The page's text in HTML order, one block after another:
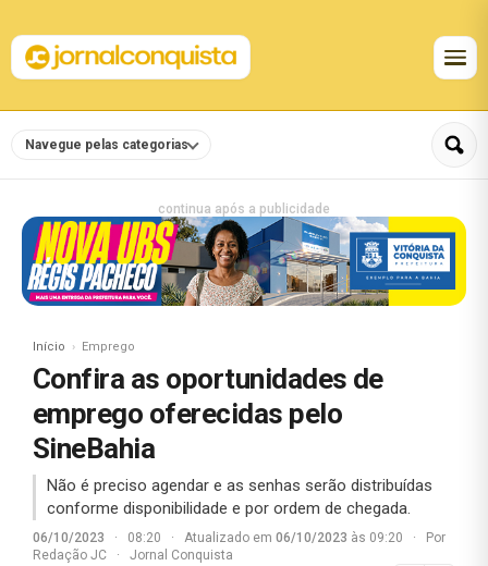
Navegue pelas categorias
continua após a publicidade
Início Emprego
Confira as oportunidades de
emprego oferecidas pelo
SineBahia
Não é preciso agendar e as senhas serão distribuídas
conforme disponibilidade e por ordem de chegada.
06/10/2023 · 08:20 · Atualizado em 06/10/2023 às 09:20 ·
Por
Redação JC
· Jornal Conquista